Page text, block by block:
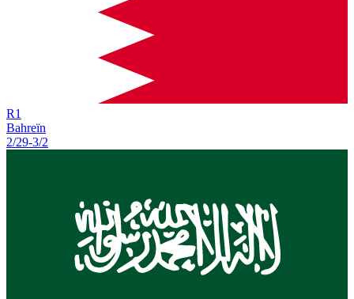
R1
Bahreïn
2/29-3/2